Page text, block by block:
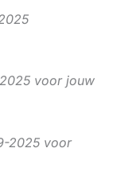
voor jouw
2025 voor